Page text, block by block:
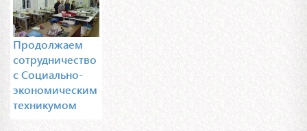
Продолжаем
сотрудничество
с Социально-
экономическим
техникумом